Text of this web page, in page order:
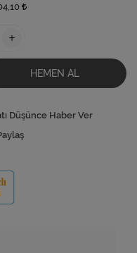
+
HEMEN AL
Düşünce Haber Ver